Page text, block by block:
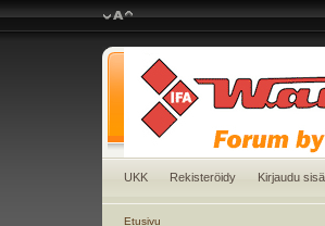
UKK Rekisteröidy Kirjaudu
Etusivu